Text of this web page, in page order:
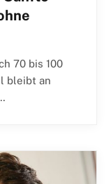
70 bis 100
bleibt an